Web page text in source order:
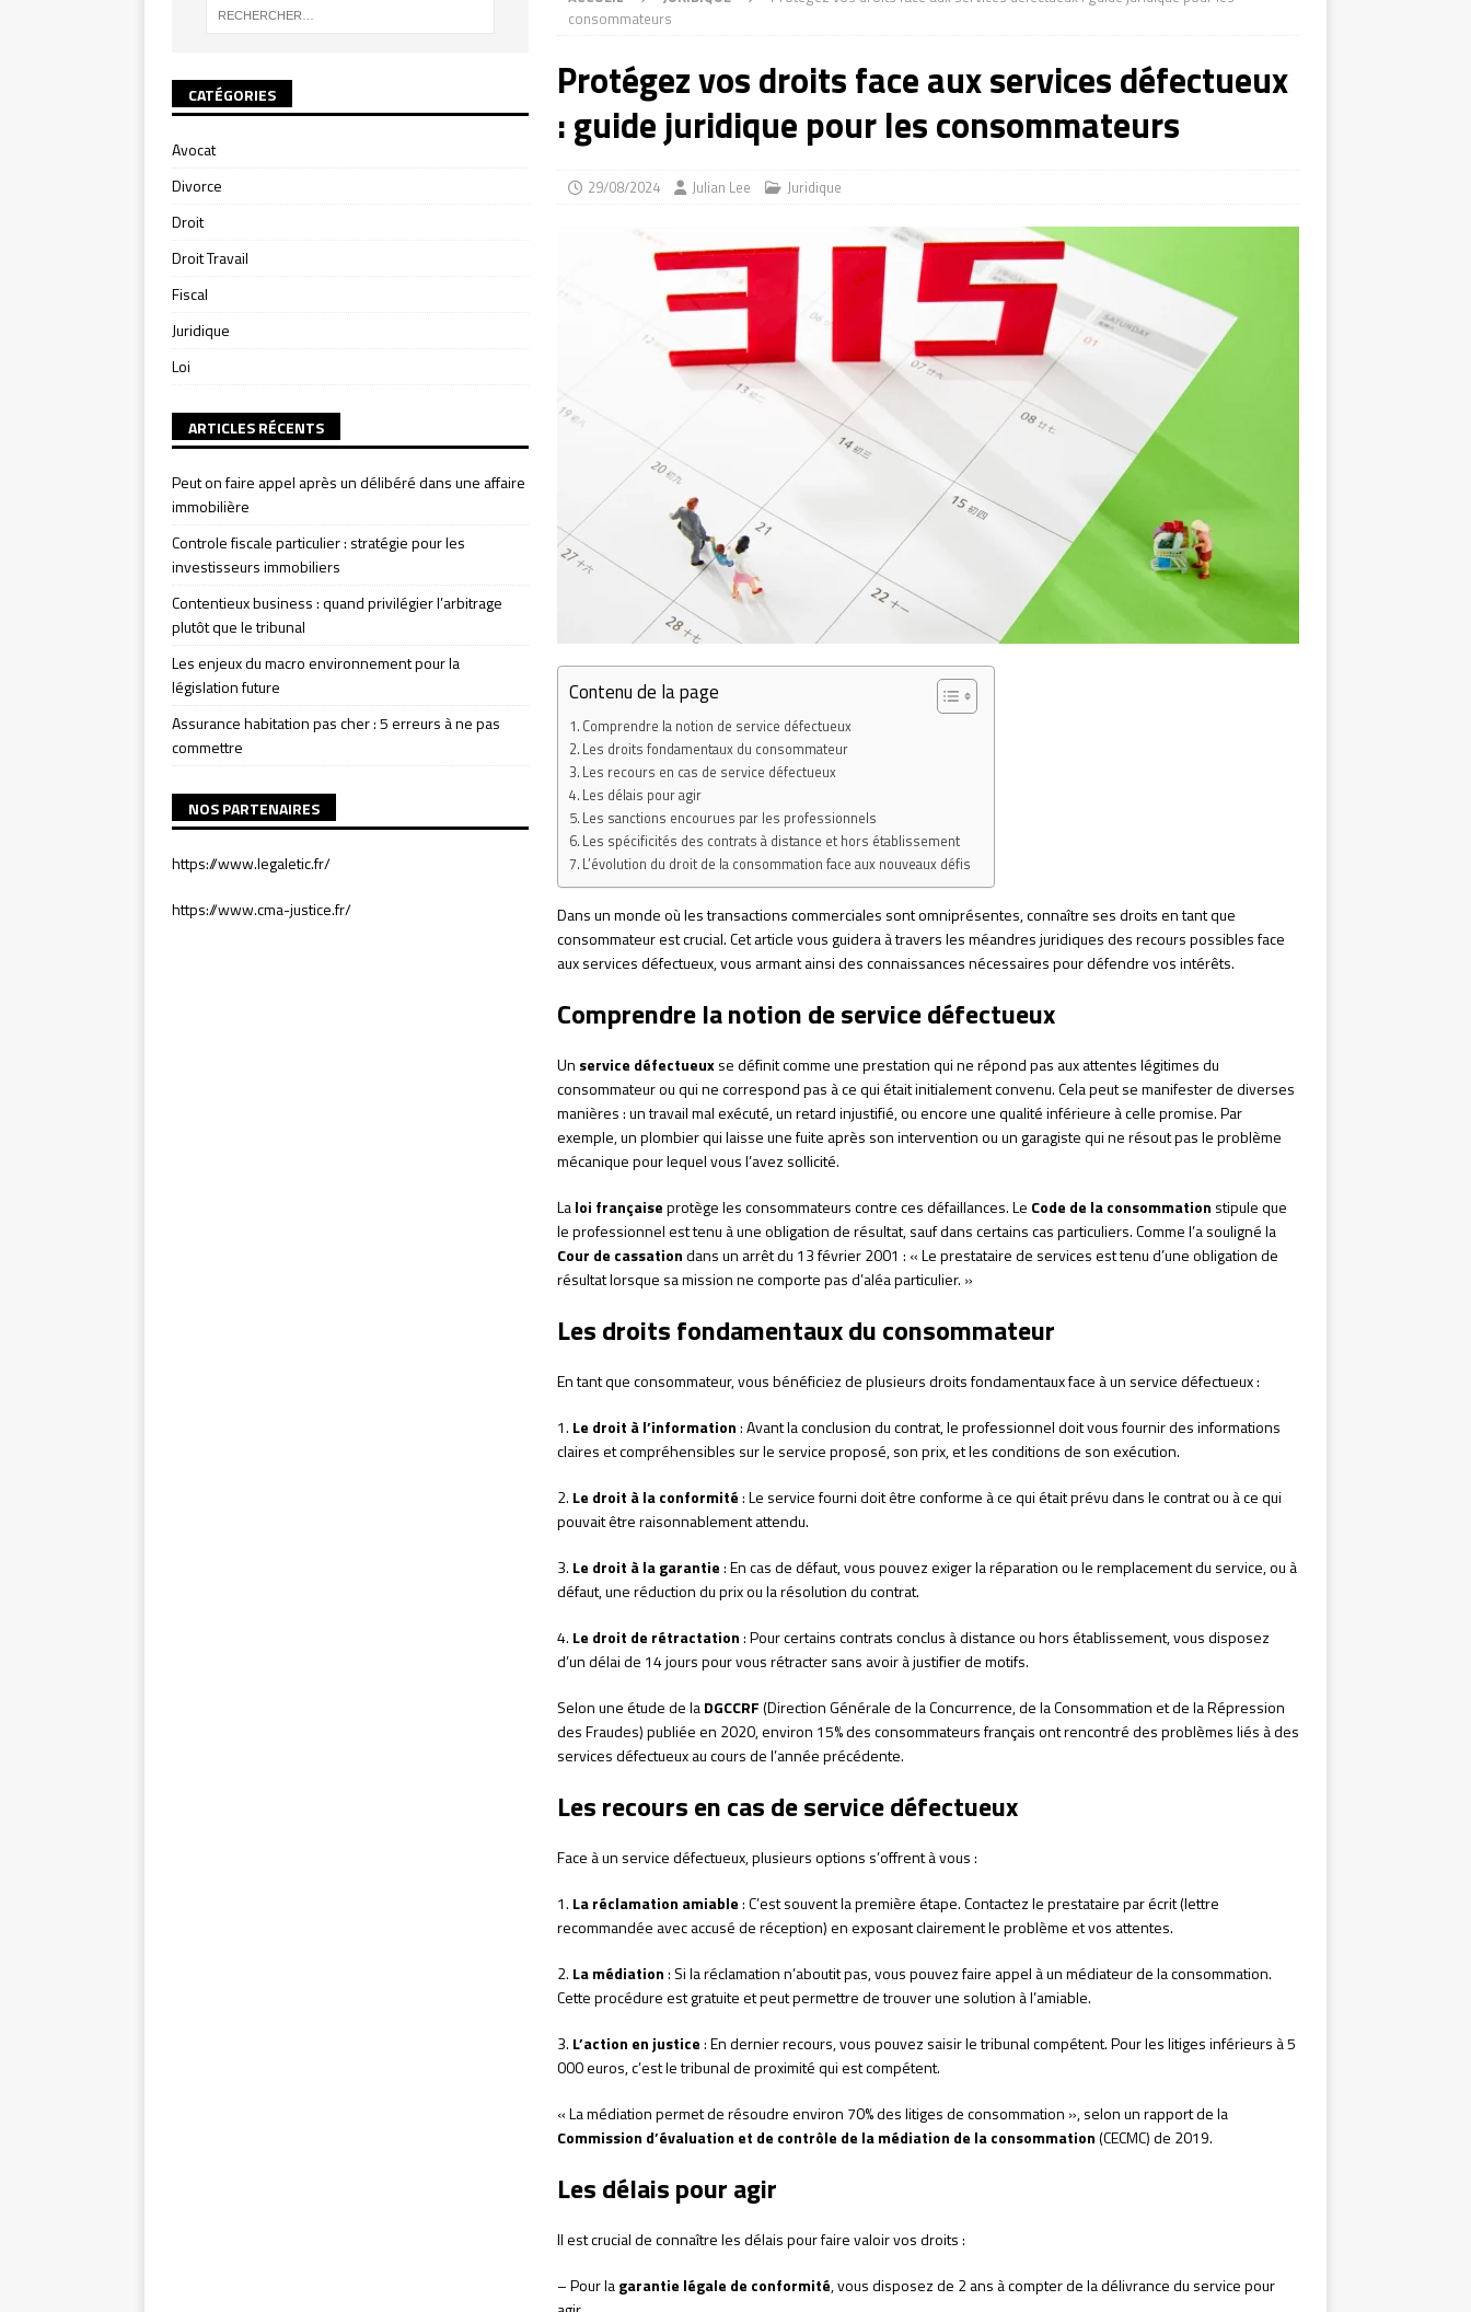
consommateurs
Protégez vos droits face aux services défectueux
: guide juridique pour les consommateurs
29/08/2024 Julian Lee Juridique
Contenu de la page
Comprendre la notion de service défectueux
Les droits fondamentaux du consommateur
Les recours en cas de service défectueux
Les délais pour agir
Les sanctions encourues par les professionnels
Les spécificités des contrats à distance et hors établissement
L’évolution du droit de la consommation face aux nouveaux défis
Dans un monde où les transactions commerciales sont omniprésentes, connaître ses droits en tant que
consommateur est crucial. Cet article vous guidera à travers les méandres juridiques des recours possibles face
aux services défectueux, vous armant ainsi des connaissances nécessaires pour défendre vos intérêts.
Comprendre la notion de service défectueux
Un service défectueuxse définit comme une prestation qui ne répond pas aux attentes légitimes du
consommateur ou qui ne correspond pas à ce qui était initialement convenu. Cela peut se manifester de diverses
manières : un travail mal exécuté, un retard injustifié, ou encore une qualité inférieure à celle promise. Par
exemple, un plombier qui laisse une fuite après son intervention ou un garagiste qui ne résout pas le problème
mécanique pour lequel vous l’avez sollicité.
Laloi françaiseprotège les consommateurs contre ces défaillances. Le Code de la consommation stipule que
le professionnel est tenu à une obligation de résultat, sauf dans certains cas particuliers. Comme l’a souligné la
Cour de cassationdans un arrêt du 13 février 2001 : « Le prestataire de services est tenu d’une obligation de
résultat lorsque sa mission ne comporte pas d’aléa particulier. »
Les droits fondamentaux du consommateur
En tant que consommateur, vous bénéficiez de plusieurs droits fondamentaux face à un service défectueux :
1. Le droit à l’information: Avant la conclusion du contrat, le professionnel doit vous fournir des informations
claires et compréhensibles sur le service proposé, son prix, et les conditions de son exécution.
2. Le droit à la conformité: Le service fourni doit être conforme à ce qui était prévu dans le contrat ou à ce qui
pouvait être raisonnablement attendu.
3. Le droit à la garantie: En cas de défaut, vous pouvez exiger la réparation ou le remplacement du service, ou à
défaut, une réduction du prix ou la résolution du contrat.
4. Le droit de rétractation: Pour certains contrats conclus à distance ou hors établissement, vous disposez
d’un délai de 14 jours pour vous rétracter sans avoir à justifier de motifs.
Selon une étude de laDGCCRF(Direction Générale de la Concurrence, de la Consommation et de la Répression
des Fraudes) publiée en 2020, environ 15% des consommateurs français ont rencontré des problèmes liés à des
services défectueux au cours de l’année précédente.
Les recours en cas de service défectueux
Face à un service défectueux, plusieurs options s’offrent à vous :
1. La réclamation amiable: C’est souvent la première étape. Contactez le prestataire par écrit (lettre
recommandée avec accusé de réception) en exposant clairement le problème et vos attentes.
2. La médiation: Si la réclamation n’aboutit pas, vous pouvez faire appel à un médiateur de la consommation.
Cette procédure est gratuite et peut permettre de trouver une solution à l’amiable.
3. L’action en justice: En dernier recours, vous pouvez saisir le tribunal compétent. Pour les litiges inférieurs à 5
000 euros, c’est le tribunal de proximité qui est compétent.
« La médiation permet de résoudre environ 70% des litiges de consommation », selon un rapport de la
Commission d’évaluation et de contrôle de la médiation de la consommation(CECMC) de 2019.
Les délais pour agir
Il est crucial de connaître les délais pour faire valoir vos droits :
– Pour lagarantie légale de conformité, vous disposez de 2 ans à compter de la délivrance du service pour
CATÉGORIES
Avocat
Divorce
Droit
Droit Travail
Fiscal
Juridique
Loi
ARTICLES RÉCENTS
Peut on faire appel après un délibéré dans une affaire
immobilière
Controle fiscale particulier : stratégie pour les
investisseurs immobiliers
Contentieux business : quand privilégier l’arbitrage
plutôt que le tribunal
Les enjeux du macro environnement pour la
législation future
Assurance habitation pas cher : 5 erreurs à ne pas
commettre
NOS PARTENAIRES
https://www.legaletic.fr/
https://www.cma-justice.fr/